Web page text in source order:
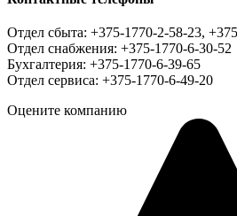
Отдел сбыта: +375-1770-2-58-23,
Отдел снабжения: +375-1770-6-30-52
Бухгалтерия: +375-1770-6-39-65
Отдел сервиса: +375-1770-6-49-20
Оцените компанию